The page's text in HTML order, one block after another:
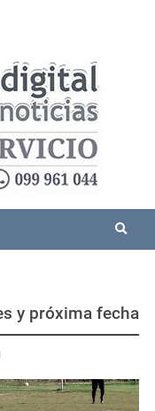
y próxima fecha